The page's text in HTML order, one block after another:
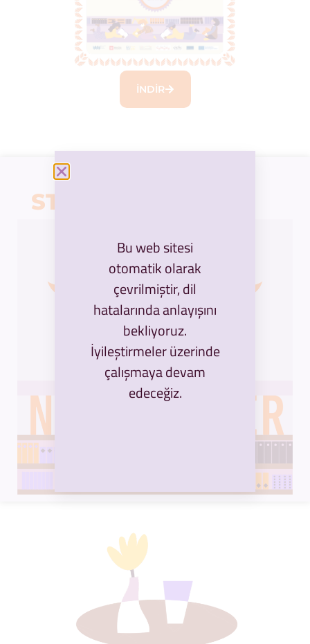
İNDIR
STAY INFORMED
Bu web sitesi
otomatik olarak
çevrilmiştir, dil
hatalarında anlayışını
bekliyoruz.
İyileştirmeler üzerinde
çalışmaya devam
edeceğiz.